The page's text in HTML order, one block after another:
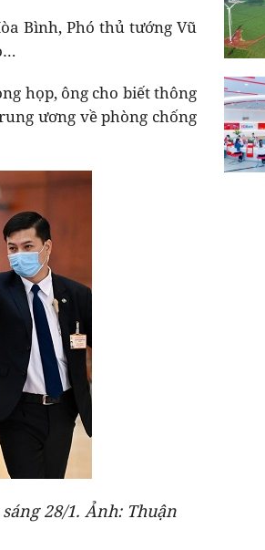
Bình, Phó thủ tướng Vũ
họp, ông cho biết thông
ương về phòng chống
28/1. Ảnh: Thuận